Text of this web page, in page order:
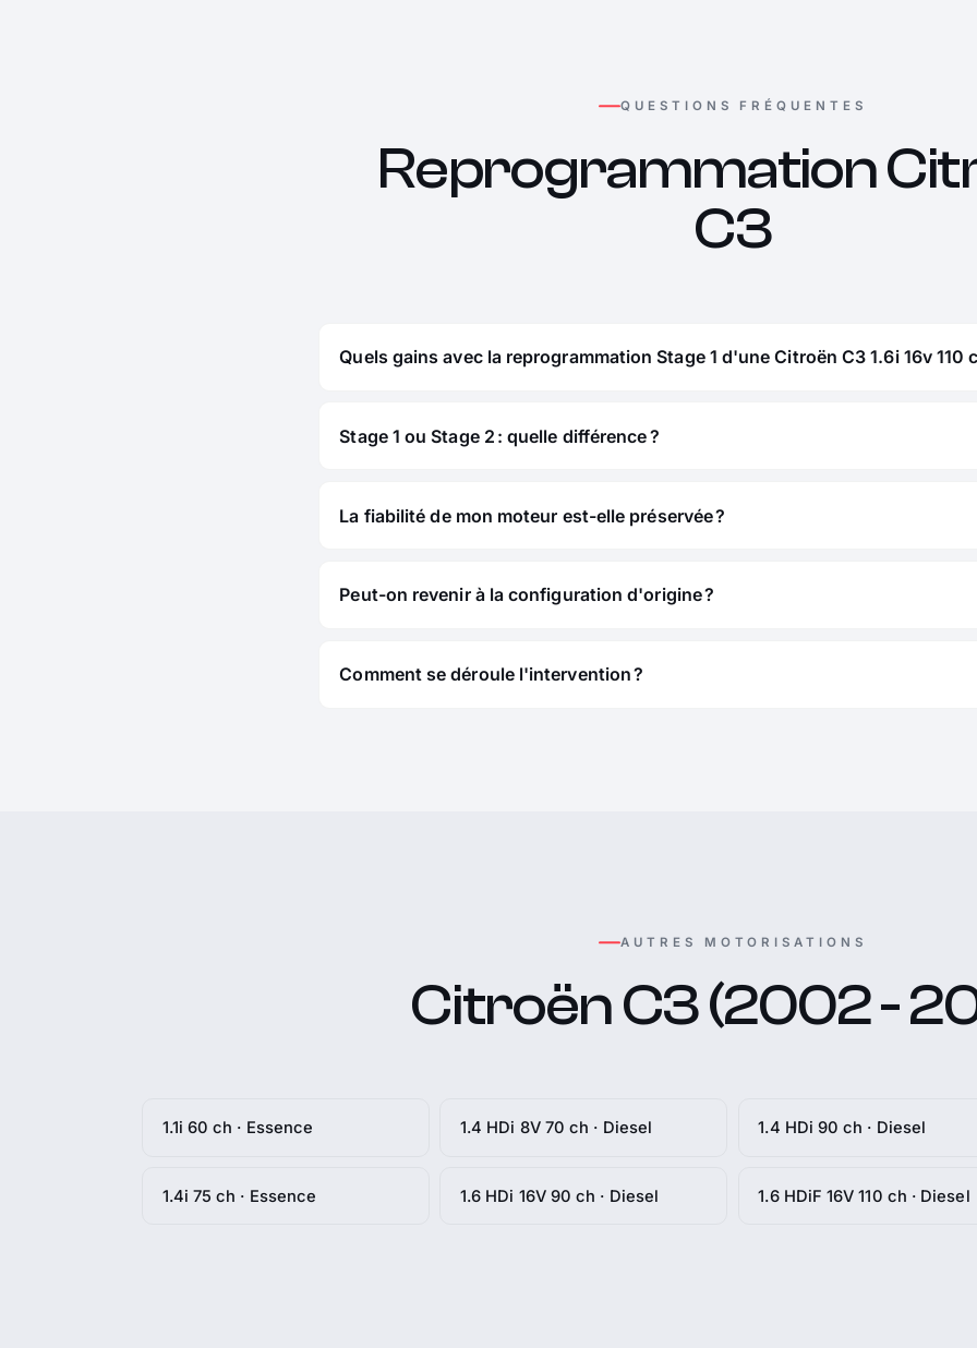
QUESTIONS FRÉQUENTES
Reprogrammation
C3
Quels gains avec la reprogrammation Stage 1 d'une Citroën C3 1.6i 16v 110
Stage 1 ou Stage 2 : quelle différence ?
La fiabilité de mon moteur est-elle préservée ?
Peut-on revenir à la configuration d'origine ?
Comment se déroule l'intervention ?
AUTRES MOTORISATIONS
Citroën C3 (2002 -
1.1i 60 ch · Essence 1.4 HDi 8V 70 ch · Diesel 1.4 HDi 90 ch · Diesel
1.4i 75 ch · Essence 1.6 HDi 16V 90 ch · Diesel 1.6 HDiF 16V 110 ch · Diesel